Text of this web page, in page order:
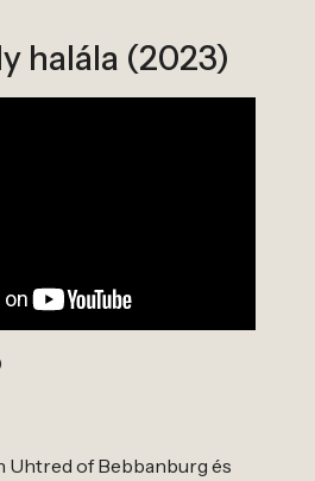
halála (2023)
Uhtred of Bebbanburg és